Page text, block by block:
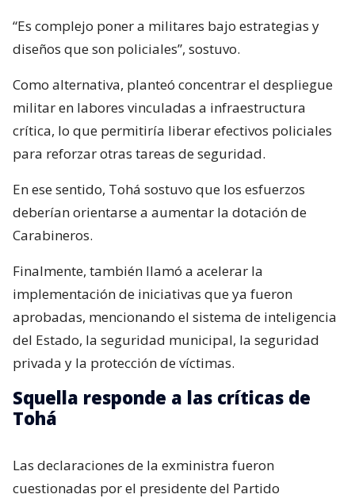
“Es complejo poner a militares bajo estrategias y
diseños que son policiales”, sostuvo.
Como alternativa, planteó concentrar el despliegue
militar en labores vinculadas a infraestructura
crítica, lo que permitiría liberar efectivos policiales
para reforzar otras tareas de seguridad.
En ese sentido, Tohá sostuvo que los esfuerzos
deberían orientarse a aumentar la dotación de
Carabineros.
Finalmente, también llamó a acelerar la
implementación de iniciativas que ya fueron
aprobadas, mencionando el sistema de inteligencia
del Estado, la seguridad municipal, la seguridad
privada y la protección de víctimas.
Squella responde a las críticas de
Tohá
Las declaraciones de la exministra fueron
cuestionadas por el presidente del Partido